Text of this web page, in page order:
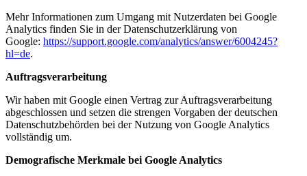
Mehr Informationen zum Umgang mit Nutzerdaten bei Google
Analytics finden Sie in der Datenschutzerklärung von
Google: https://support.google.com/analytics/answer/6004245?
hl=de.
Auftragsverarbeitung
Wir haben mit Google einen Vertrag zur Auftragsverarbeitung
abgeschlossen und setzen die strengen Vorgaben der deutschen
Datenschutzbehörden bei der Nutzung von Google Analytics
vollständig um.
Demografische Merkmale bei Google Analytics